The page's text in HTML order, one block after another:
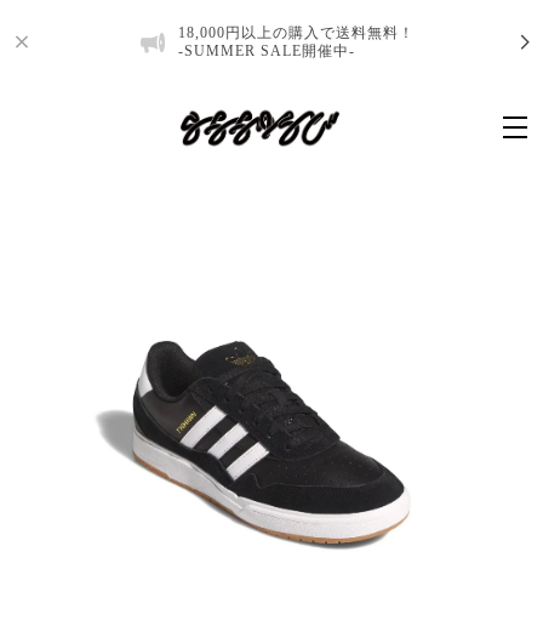
18,000円以上の購入で送料無料！
-SUMMER SALE開催中-